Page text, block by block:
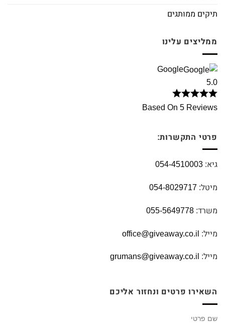
תיקים ממותגים
ממליצים עלינו
Google
5.0
Based On 5 Reviews
פרטי התקשרות:
גיא: 054-4510003
מיטל: 054-8029717
משרד: 055-5649778
מייל: office@giveaway.co.il
מייל: grumans@giveaway.co.il
השאירו פרטים ונחזור אליכם
שם פרטי